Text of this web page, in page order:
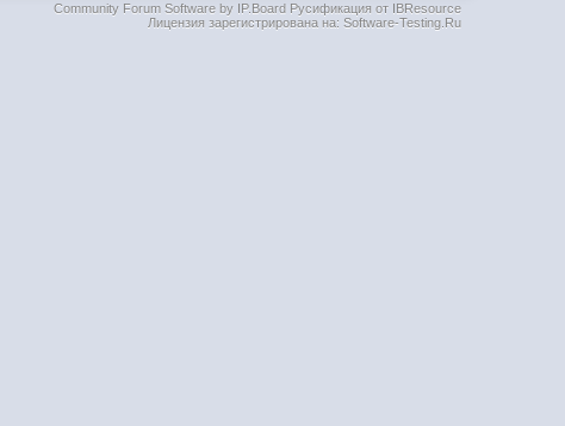
Community Forum Software by IP.BoardРусификация от IBResource
Лицензия зарегистрирована на: Software-Testing.Ru